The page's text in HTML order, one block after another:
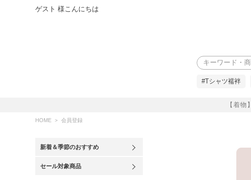
ゲスト 様こんにちは
【着物】
検索
#Tシャツ襦袢
HOME 会員登録
新着＆季節のおすすめ
セール対象商品